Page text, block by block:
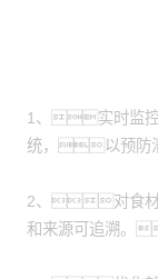
1、实时监控
统，以预
2、对食材
和来源可追溯。